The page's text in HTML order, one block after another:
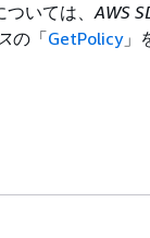
ついては、AWS
の「GetPolicy」